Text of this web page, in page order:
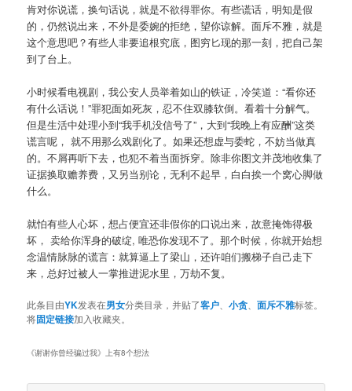
肯对你说谎，换句话说，就是不欲得罪你。有些谎话，明知是假
的，仍然说出来，不外是委婉的拒绝，望你谅解。面斥不雅，就是
这个意思吧？有些人非要追根究底，图穷匕现的那一刻，把自己架
到了台上。
小时候看电视剧，我公安人员举着如山的铁证，冷笑道：“看你还
有什么话说！”罪犯面如死灰，忍不住双膝软倒。看着十分解气。
但是生活中处理小到“我手机没信号了”，大到“我晚上有应酬”这类
谎言呢， 就不用那么戏剧化了。如果还想虚与委蛇，不妨当做真
的。不屑再听下去，也犯不着当面拆穿。除非你图文并茂地收集了
证据换取赡养费，又另当别论，无利不起早，白白挨一个窝心脚做
什么。
就怕有些人心坏，想占便宜还非假你的口说出来，故意掩饰得极
坏， 卖给你浑身的破绽, 唯恐你发现不了。那个时候，你就开始想
念温情脉脉的谎言：就算逼上了梁山，还许咱们搬梯子自己走下
来，总好过被人一掌推进泥水里，万劫不复。
此条目由YK发表在男女分类目录，并贴了客户 、小贪 、面斥不雅标签。
将固定链接加入收藏夹。
《谢谢你曾经骗过我》上有8个想法